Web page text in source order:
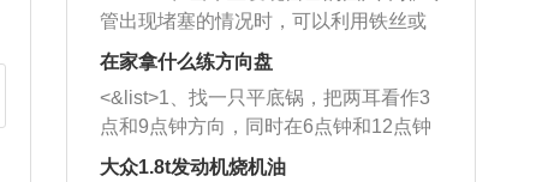
管出现堵塞的情况时，可以利用铁丝或
者是细棍，直接将杂物给取出来，如果
堵塞情况比较严重，也可以采取应急措
施。 <&list>2、直接利用木棍将所有的
杂物推到排气管里面的位置处，然后将
三元催化器拆解开，就可以将堵塞的东
在家拿什么练方向盘
<&list>1、找一只平底锅，把两耳看作3
点和9点钟方向，同时在6点钟和12点钟
方向做一个标记。 <&list>2、双手握住
大众1.8t发动机烧机油